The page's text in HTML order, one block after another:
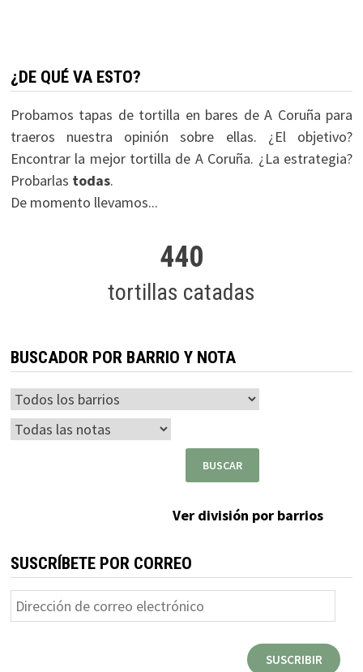
¿DE QUÉ VA ESTO?
Probamos tapas de tortilla en bares de A Coruña para
traeros nuestra opinión sobre ellas. ¿El objetivo?
Encontrar la mejor tortilla de A Coruña. ¿La estrategia?
Probarlas todas.
De momento llevamos...
440
tortillas catadas
BUSCADOR POR BARRIO Y NOTA
Ver división por barrios
SUSCRÍBETE POR CORREO
Dirección
de
SUSCRIBIR